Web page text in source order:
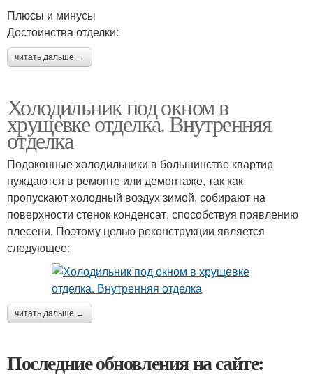
Плюсы и минусы
Достоинства отделки:
читать дальше →
Холодильник под окном в
хрущевке отделка. Внутренняя
отделка
Подоконные холодильники в большинстве квартир
нуждаются в ремонте или демонтаже, так как
пропускают холодный воздух зимой, собирают на
поверхности стенок конденсат, способствуя появлению
плесени. Поэтому целью реконструкции является
следующее:
читать дальше →
Последние обновления на сайте: